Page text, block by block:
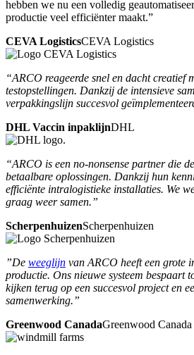
hebben we nu een volledig
productie veel efficiënter maakt.”
CEVA LogisticsCEVA Logistics
“ARCO reageerde snel en dacht creatief
testopstellingen. Dankzij de intensieve
verpakkingslijn succesvol
DHL Vaccin inpaklijnDHL
“ARCO is een no-nonsense partner die
betaalbare oplossingen. Dankzij hun
efficiënte intralogistieke installaties. We
graag weer samen.”
ScherpenhuizenScherpenhuizen
”De weeglijn van ARCO heeft een grote
productie. Ons nieuwe systeem bespaart
kijken terug op een succesvol project en
samenwerking.”
Greenwood CanadaGreenwood Canada